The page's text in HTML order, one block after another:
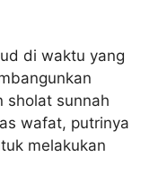
di waktu yang
sholat sunnah
wafat, putrinya
melakukan